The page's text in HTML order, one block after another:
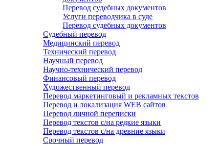
Перевод судебных документов
Услуги переводчика в суде
Перевод судебных документов
Судебный перевод
Медицинский перевод
Технический перевод
Научный перевод
Научно-технический перевод
Финансовый перевод
Художественный перевод
Перевод маркетинговый и рекламных текстов
Перевод и локализация WEB сайтов
Перевод личной переписки
Перевод текстов с/на редкие языки
Перевод текстов с/на древние языки
Срочный перевод